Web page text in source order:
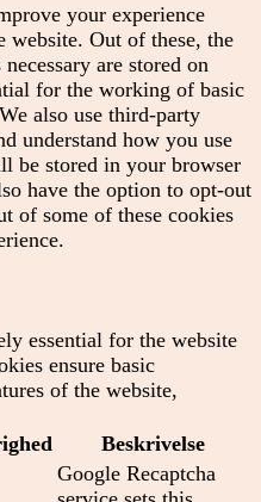
your experience
website. Out of these, the
are stored on
for the working of basic
also use third-party
understand how you use
be stored in your browser
have the option to opt-out
of some of these cookies
essential for the website
ensure basic
of the website,
Beskrivelse
Google Recaptcha